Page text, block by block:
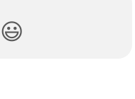
😃